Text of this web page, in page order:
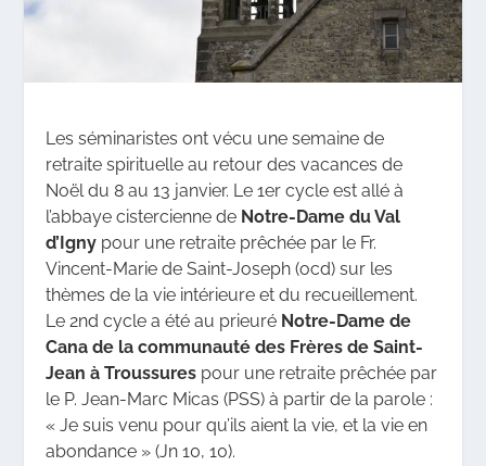
Les séminaristes ont vécu une semaine de
retraite spirituelle au retour des vacances de
Noël du 8 au 13 janvier. Le 1er cycle est allé à
l’abbaye cistercienne de Notre-Dame du Val
d’Igny pour une retraite prêchée par le Fr.
Vincent-Marie de Saint-Joseph (ocd) sur les
thèmes de la vie intérieure et du recueillement.
Le 2nd cycle a été au prieuré Notre-Dame de
Cana de la communauté des Frères de Saint-
Jean à Troussures pour une retraite prêchée par
le P. Jean-Marc Micas (PSS) à partir de la parole :
« Je suis venu pour qu’ils aient la vie, et la vie en
abondance » (Jn 10, 10).